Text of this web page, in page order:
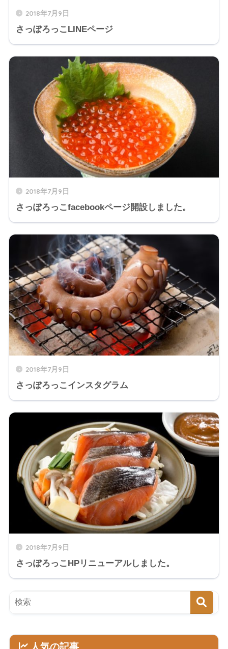
2018年7月9日
さっぽろっこLINEページ
2018年7月9日
さっぽろっこfacebookページ開設しました。
2018年7月9日
さっぽろっこインスタグラム
2018年7月9日
さっぽろっこHPリニューアルしました。
人気の記事